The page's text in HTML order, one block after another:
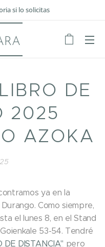
si lo solicitas
DE
2025
AZOKA
ya en la
Como siempre,
el lunes 8, en el Stand
53-54. Tendré
DE DISTANCIA" pero